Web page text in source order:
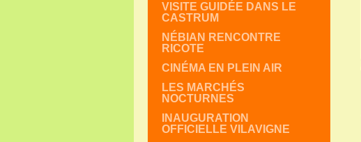
VISITE GUIDÉE DANS LE
CASTRUM
NÉBIAN RENCONTRE
RICOTE
CINÉMA EN PLEIN AIR
LES MARCHÉS
NOCTURNES
INAUGURATION
OFFICIELLE VILAVIGNE